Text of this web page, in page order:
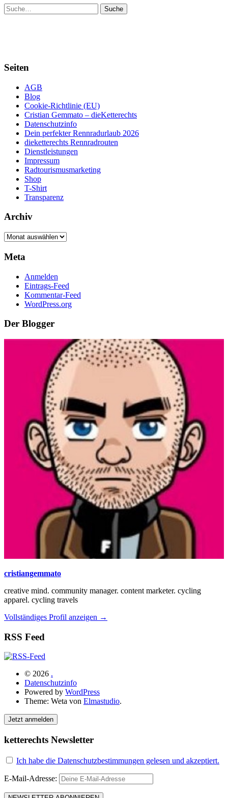
Suche
Seiten
AGB
Blog
Cookie-Richtlinie (EU)
Cristian Gemmato – dieKetterechts
Datenschutzinfo
Dein perfekter Rennradurlaub 2026
dieketterechts Rennradrouten
Dienstleistungen
Impressum
Radtourismusmarketing
Shop
T-Shirt
Transparenz
Archiv
Archiv
Meta
Anmelden
Eintrags-Feed
Kommentar-Feed
WordPress.org
Der Blogger
cristiangemmato
creative mind. community manager. content marketer. cycling
apparel. cycling travels
Vollständiges Profil anzeigen →
RSS Feed
© 2026 .
Datenschutzinfo
Powered by WordPress
Theme: Weta von Elmastudio.
Jetzt anmelden
ketterechts Newsletter
Ich habe die Datenschutzbestimmungen gelesen und akzeptiert.
E-Mail-Adresse: